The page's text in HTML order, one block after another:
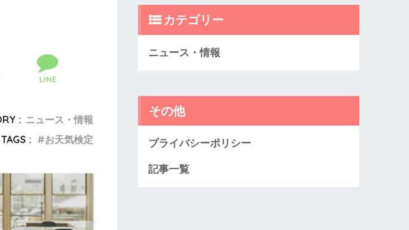
LINE
: ニュース・情報
TAGS :
お天気検定
カテゴリー
ニュース・情報
その他
プライバシーポリシー
記事一覧